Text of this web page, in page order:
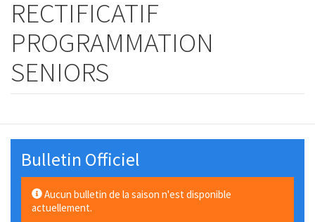
RECTIFICATIF
PROGRAMMATION
SENIORS
Bulletin Officiel
Aucun bulletin de la saison n'est disponible
actuellement.